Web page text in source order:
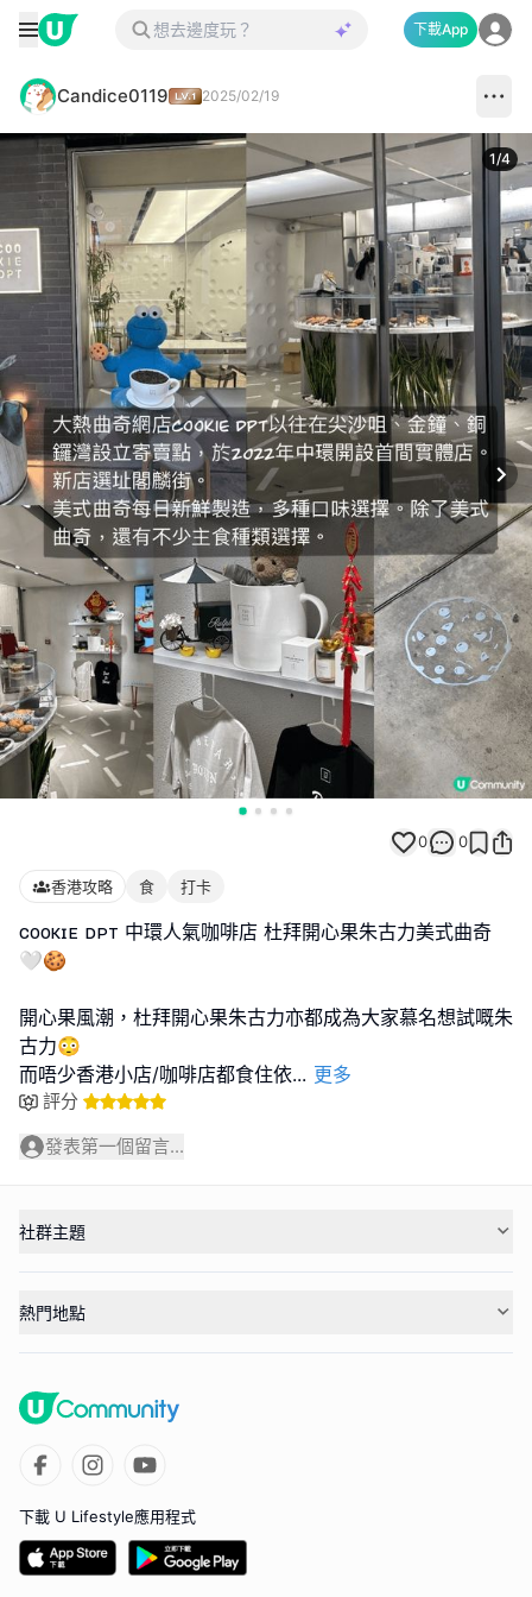
下載App
Candice0119 2025/02/19
1/4
0 0
香港攻略 食 打卡
ᴄᴏᴏᴋɪᴇ ᴅᴘᴛ 中環人氣咖啡店 杜拜開心果朱古力美式曲奇
🤍🍪
開心果風潮，杜拜開心果朱古力亦都成為大家慕名想試嘅朱
古力😳
而唔少香港小店/咖啡店都食住依... 更多
評分
發表第一個留言...
社群主題
熱門地點
下載 U Lifestyle應用程式